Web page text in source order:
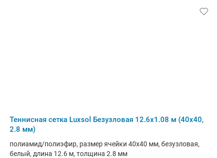
Теннисная сетка Luxsol Безузловая 12.6x1.08 м (40x40,
2.8 мм)
полиамид/полиэфир, размер ячейки 40x40 мм, безузловая,
белый, длина 12.6 м, толщина 2.8 мм